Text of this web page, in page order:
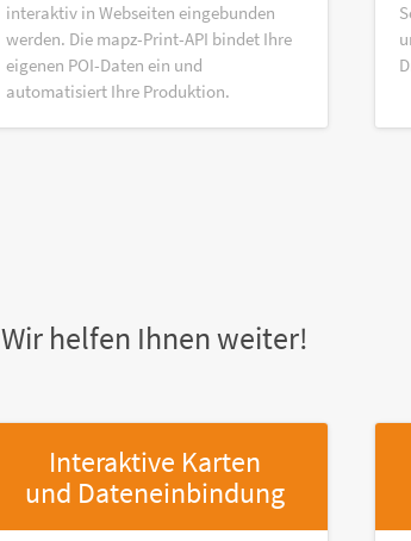
interaktiv in Webseiten eingebunden
werden. Die mapz-Print-API bindet Ihre
eigenen POI-Daten ein und
automatisiert Ihre Produktion.
Wir helfen Ihnen weiter!
Interaktive Karten
und Dateneinbindung